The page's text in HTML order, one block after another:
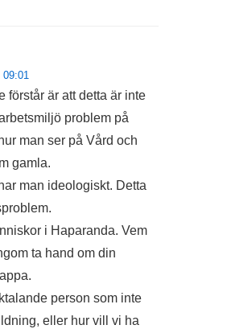
09:01
förstår är att detta är inte
problem på
man ser på Vård och
gamla.
man ideologiskt. Detta
i Haparanda. Vem
ta hand om din
person som inte
eller hur vill vi ha